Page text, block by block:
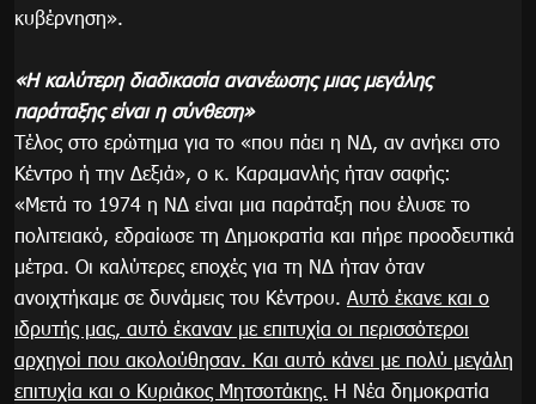
κυβέρνηση».
«Η καλύτερη διαδικασία ανανέωσης μιας μεγάλης
παράταξης είναι η σύνθεση»
Τέλος στο ερώτημα για το «που πάει η ΝΔ, αν ανήκει στο
Κέντρο ή την Δεξιά», ο κ. Καραμανλής ήταν σαφής:
«Μετά το 1974 η ΝΔ είναι μια παράταξη που έλυσε το
πολιτειακό, εδραίωσε τη Δημοκρατία και πήρε προοδευτικά
μέτρα. Οι καλύτερες εποχές για τη ΝΔ ήταν όταν
ανοιχτήκαμε σε δυνάμεις του Κέντρου. Αυτό έκανε και ο
ιδρυτής μας, αυτό έκαναν με επιτυχία οι περισσότεροι
αρχηγοί που ακολούθησαν. Και αυτό κάνει με πολύ μεγάλη
επιτυχία και ο Κυριάκος Μητσοτάκης. Η Νέα δημοκρατία